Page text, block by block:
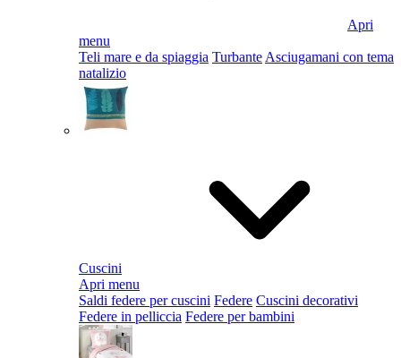
Apri
menu
Teli mare e da spiaggia Turbante Asciugamani con tema
natalizio
Cuscini
Apri menu
Saldi federe per cuscini Federe Cuscini decorativi
Federe in pelliccia Federe per bambini